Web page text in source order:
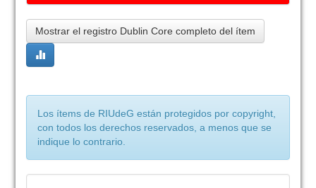
Mostrar el registro Dublin Core completo del ítem
Los ítems de RIUdeG están protegidos por copyright,
con todos los derechos reservados, a menos que se
indique lo contrario.